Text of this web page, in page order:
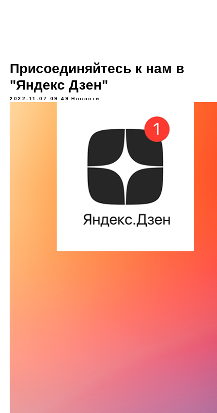
Присоединяйтесь к нам в
"Яндекс Дзен"
2022-11-07 09:49 Новости